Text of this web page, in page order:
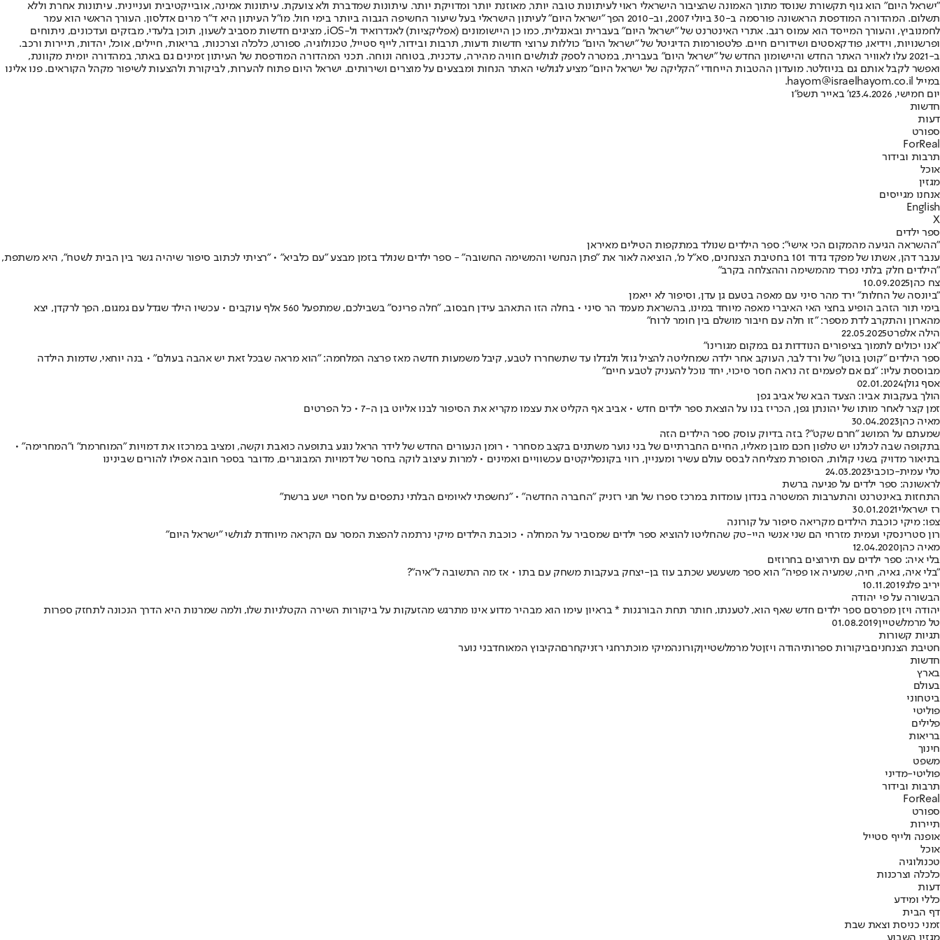
"ישראל היום" הוא גוף תקשורת שנוסד מתוך האמונה שהציבור הישראלי ראוי לעיתונות טובה יותר, מאוזנת יותר ומדויקת יותר. עיתונות שמדברת ולא צועקת. עיתונות אמינה, אובייקטיבית ועניינית. עיתונות אחרת וללא
תשלום. המהדורה המודפסת הראשונה פורסמה ב-30 ביולי 2007, וב-2010 הפך "ישראל היום" לעיתון הישראלי בעל שיעור החשיפה הגבוה ביותר בימי חול. מו"ל העיתון היא ד"ר מרים אדלסון. העורך הראשי הוא עמר
לחמנוביץ, והעורך המייסד הוא עמוס רגב. אתרי האינטרנט של "ישראל היום" בעברית ובאנגלית, כמו כן היישומונים (אפליקציות) לאנדרואיד ול-iOS, מציגים חדשות מסביב לשעון, תוכן בלעדי, מבזקים ועדכונים, ניתוחים
ופרשנויות, וידיאו, פודקאסטים ושידורים חיים. פלטפורמות הדיגיטל של "ישראל היום" כוללות ערוצי חדשות ודעות, תרבות ובידור, לייף סטייל, טכנולוגיה, ספורט, כלכלה וצרכנות, בריאות, חיילים, אוכל, יהדות, תיירות ורכב.
ב-2021 עלו לאוויר האתר החדש והיישומון החדש של "ישראל היום" בעברית, במטרה לספק לגולשים חוויה מהירה, עדכנית, בטוחה ונוחה. תכני המהדורה המודפסת של העיתון זמינים גם באתר, במהדורה יומית מקוונת,
ואפשר לקבל אותם גם בניוזלטר. מועדון ההטבות הייחודי "הקליקה של ישראל היום" מציע לגולשי האתר הנחות ומבצעים על מוצרים ושירותים. ישראל היום פתוח להערות, לביקורת ולהצעות לשיפור מקהל הקוראים. פנו אלינו
במייל hayom@israelhayom.co.il.
יום חמישי, 23.4.2026
ו' באייר תשפ"ו
חדשות
דעות
ספורט
ForReal
תרבות ובידור
אוכל
מגזין
אנחנו מגייסים
English
X
ספר ילדים
"ההשראה הגיעה מהמקום הכי אישי": ספר הילדים שנולד במתקפות הטילים מאיראן
ענבר דהן, אשתו של מפקד גדוד 101 בחטיבת הצנחנים, סא"ל מ', הוציאה לאור את "פתן הנחשי והמשימה החשובה" - ספר ילדים שנולד בזמן מבצע "עם כלביא" • "רציתי לכתוב סיפור שיהיה גשר בין הבית לשטח", היא משתפת,
"הילדים חלק בלתי נפרד מהמשימה וההצלחה בקרב"
צח כהן10.09.2025
"ביונסה של החלות" ירד מהר סיני עם מאפה בטעם גן עדן, וסיפור לא ייאמן
בימי תור הזהב הופיע בחצי האי האיברי מאפה מיוחד במינו, בהשראת מעמד הר סיני • בחלה הזו התאהב עידן חבסוב, "חלה פרינס" בשבילכם, שמתפעל 560 אלף עוקבים • עכשיו הילד שגדל עם גמגום, הפך לרקדן, יצא
מהארון והתקרב לדת מספר: "זו חלה עם חיבור מושלם בין חומר לרוח"
הילה אלפרט22.05.2025
"אנו יכולים לתמוך בציפורים הנודדות גם במקום מגורינו"
ספר הילדים "קוטן בוטן" של ורד לבר, העוקב אחר ילדה שמחליטה להציל גוזל ולגדלו עד שתשחררו לטבע, קיבל משמעות חדשה מאז פרצה המלחמה: "הוא מראה שבכל זאת יש אהבה בעולם" • בנה יוחאי, שדמות הילדה
מבוססת עליו: "גם אם לפעמים זה נראה חסר סיכוי, יחד נוכל להעניק לטבע חיים"
אסף גולן02.01.2024
הולך בעקבות אביו: הצעד הבא של אביב גפן
זמן קצר לאחר מותו של יהונתן גפן, הכריז בנו על הוצאת ספר ילדים חדש • אביב אף הקליט את עצמו מקריא את הסיפור לבנו אליוט בן ה-7 • כל הפרטים
מאיה כהן30.04.2023
שמעתם על המושג "חרם שקט"? בזה בדיוק עוסק ספר הילדים הזה
בתקופה שבה לכולנו יש טלפון חכם מובן מאליו, החיים החברתיים של בני נוער משתנים בקצב מסחרר • רומן הנעורים החדש של לידר הראל נוגע בתופעה כואבת וקשה, ומציב במרכזו את דמויות "המוחרמת" ו"המחרימה" •
בתיאור מדויק בשני קולות, הסופרת מצליחה לבסס עולם עשיר ומעניין, רווי בקונפליקטים עכשוויים ואמינים • למרות עיצוב לוקה בחסר של דמויות המבוגרים, מדובר בספר חובה אפילו להורים שבינינו
טלי עמית-כוכבי24.03.2023
לראשונה: ספר ילדים על פגיעה ברשת
התחזות באינטרנט והתערבות המשטרה בנדון עומדות במרכז ספרו של חגי רזניק "החברה החדשה" • "נחשפתי לאיומים הבלתי נתפסים על חסרי ישע ברשת"
רז ישראלי30.01.2021
צפו: מיקי כוכבת הילדים מקריאה סיפור על קורונה
רון סטרינסקי ועמית מזרחי הם שני אנשי היי-טק שהחליטו להוציא ספר ילדים שמסביר על המחלה • כוכבת הילדים מיקי נרתמה להפצת המסר עם הקראה מיוחדת לגולשי "ישראל היום"
מאיה כהן12.04.2020
בלי איה: ספר ילדים עם תירוצים בחרוזים
"בלי איה, גאיה, חיה, שמעיה או פפיה" הוא ספר משעשע שכתב עוז בן-יצחק בעקבות משחק עם בתו • אז מה התשובה ל"איה"?
יריב פלג10.11.2019
הבשורה על פי יהודה
יהודה ויזן מפרסם ספר ילדים חדש שאף הוא, לטענתו, חותר תחת הבורגנות * בראיון עימו הוא מבהיר מדוע אינו מתרגש מהזעקות על ביקורות השירה הקטלניות שלו, ולמה שמרנות היא הדרך הנכונה לתחזק ספרות
טל מרמלשטיין01.08.2019
תגיות קשורות
חטיבת הצנחניםביקורות ספרותיהודה ויזןטל מרמלשטייןקורונהמיקי מוכתרחגי רזניקחרםהקיבוץ המאוחדבני נוער
חדשות
בארץ
בעולם
ביטחוני
פוליטי
פלילים
בריאות
חינוך
משפט
פוליטי-מדיני
תרבות ובידור
ForReal
ספורט
תיירות
אופנה ולייף סטייל
אוכל
טכנולוגיה
כלכלה וצרכנות
דעות
כללי ומידע
דף הבית
זמני כניסת וצאת שבת